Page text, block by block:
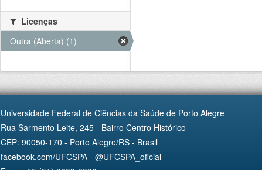
Licenças
Outra (Aberta) (1)
Universidade Federal de Ciências da Saúde de Porto Alegre
Rua Sarmento Leite, 245 - Bairro Centro Histórico
CEP: 90050-170 - Porto Alegre/RS - Brasil
facebook.com/UFCSPA - @UFCSPA_oficial